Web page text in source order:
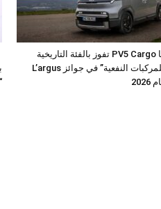
كيا PV5 Cargo تفوز بالفئة التاريخية
“للمركبات النفعية” في جوائز L’argus